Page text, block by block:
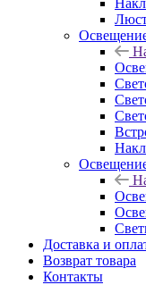
Доставка и
Возврат товара
Контакты